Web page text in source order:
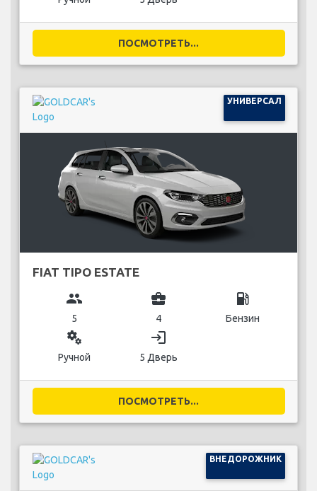
ПОСМОТРЕТЬ...
УНИВЕРСАЛ
FIAT TIPO ESTATE
group
5
business_center
4
local_gas_station
Бензин
miscellaneous_services
Ручной
login
5 Дверь
ПОСМОТРЕТЬ...
ВНЕДОРОЖНИК